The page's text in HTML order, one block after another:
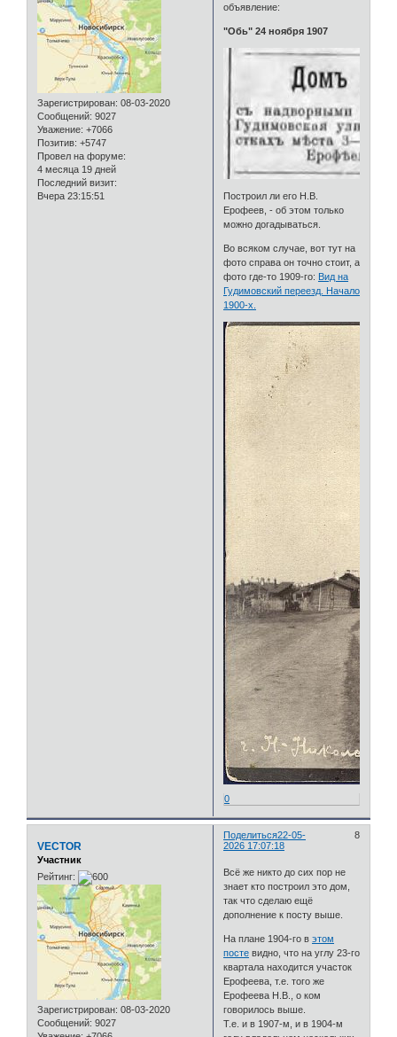
Зарегистрирован: 08-03-2020
Сообщений: 9027
Уважение: +7066
Позитив: +5747
Провел на форуме:
4 месяца 19 дней
Последний визит:
Вчера 23:15:51
объявление:
"Обь" 24 ноября 1907
Построил ли его Н.В.
Ерофеев, - об этом только
можно догадываться.
Во всяком случае, вот тут на
фото справа он точно стоит, а
фото где-то 1909-го: Вид на
Гудимовский переезд. Начало
1900-х.
0
Поделиться 8
22-05-
2026 17:07:18
VECTOR
Участник
Рейтинг:
Зарегистрирован: 08-03-2020
Сообщений: 9027
Всё же никто до сих пор не
знает кто построил это дом,
так что сделаю ещё
дополнение к посту выше.
На плане 1904-го вэтом
посте видно, что на углу 23-го
квартала находится участок
Ерофеева, т.е. того же
Ерофеева Н.В., о ком
говорилось выше.
Т.е. и в 1907-м, и в 1904-м